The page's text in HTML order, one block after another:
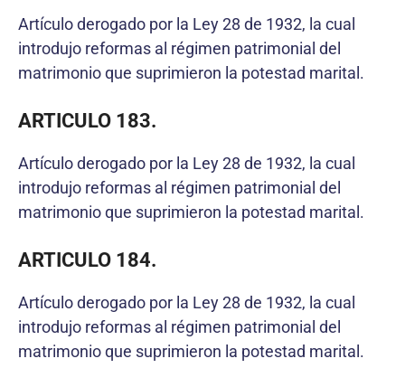
Artículo derogado por la Ley 28 de 1932, la cual
introdujo reformas al régimen patrimonial del
matrimonio que suprimieron la potestad marital.
ARTICULO 183.
Artículo derogado por la Ley 28 de 1932, la cual
introdujo reformas al régimen patrimonial del
matrimonio que suprimieron la potestad marital.
ARTICULO 184.
Artículo derogado por la Ley 28 de 1932, la cual
introdujo reformas al régimen patrimonial del
matrimonio que suprimieron la potestad marital.